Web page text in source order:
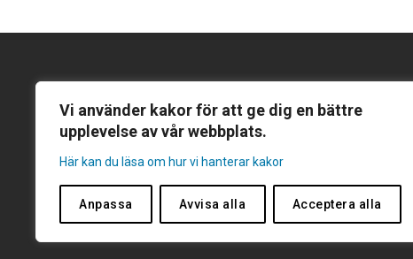
Vi använder kakor för att ge dig en bättre
upplevelse av vår webbplats.
Här kan du läsa om hur vi hanterar kakor
Anpassa Avvisa alla Acceptera alla
Gentekniknämnden
Tel:08-271 254
Följ och
Prenumerera på
Prenumerera på